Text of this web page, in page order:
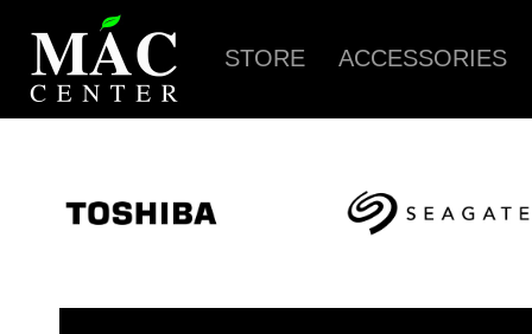
STORE ACCESSORIES